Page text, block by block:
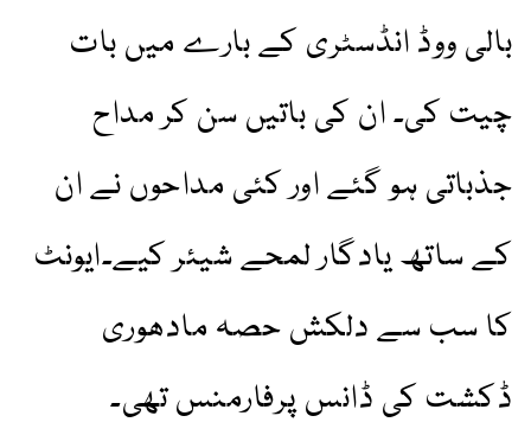
بالی ووڈ انڈسٹری کے بارے میں بات
چیت کی۔ ان کی باتیں سن کر مداح
جذباتی ہو گئے اور کئی مداحوں نے ان
کے ساتھ یادگار لمحے شیئر کیے۔ایونٹ
کا سب سے دلکش حصہ مادھوری
ڈکشت کی ڈانس پرفارمنس تھی۔